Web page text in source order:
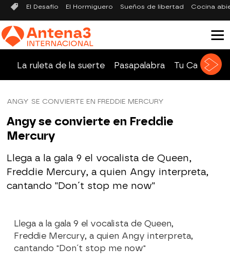
El Desafío El Hormiguero Sueños de libertad Cocina
La ruleta de la suerte Pasapalabra Tu Cara Me
ANGY SE CONVIERTE EN FREDDIE MERCURY
Angy se convierte en Freddie
Mercury
Llega a la gala 9 el vocalista de Queen,
Freddie Mercury, a quien Angy interpreta,
cantando "Don´t stop me now"
Llega a la gala 9 el vocalista de Queen,
Freddie Mercury, a quien Angy interpreta,
cantando "Don´t stop me now"